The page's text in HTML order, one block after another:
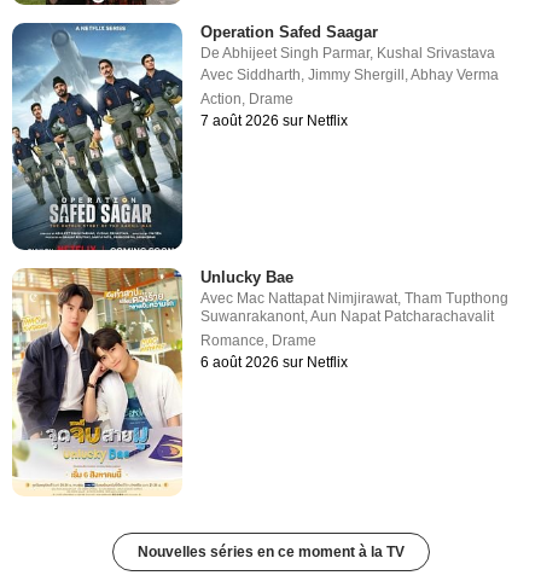
Operation Safed Saagar
DeAbhijeet Singh Parmar, Kushal Srivastava
AvecSiddharth,Jimmy Shergill ,Abhay Verma
Action, Drame
7 août 2026 sur Netflix
Unlucky Bae
Avec Mac Nattapat Nimjirawat,Tham Tupthong
Suwanrakanont,Aun Napat Patcharachavalit
Romance, Drame
6 août 2026 sur Netflix
Nouvelles séries en ce moment à la TV